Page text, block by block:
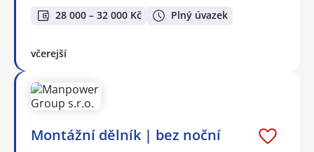
28 000 – 32 000 Kč Plný úvazek
včerejší
Montážní dělník | bez noční